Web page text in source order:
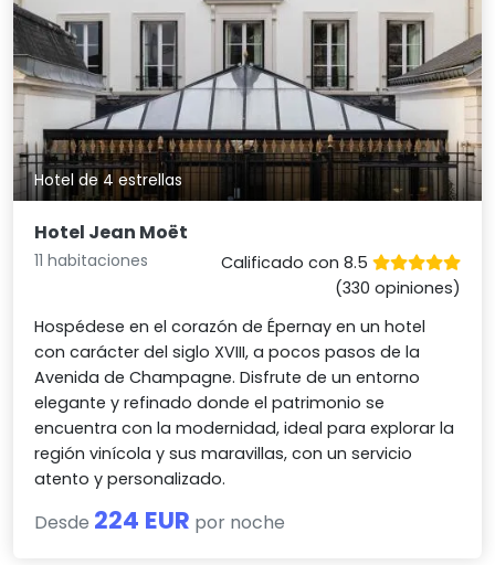
Hotel de 4 estrellas
Hotel Jean Moët
11 habitaciones
Calificado con 8.5
(330 opiniones)
Hospédese en el corazón de Épernay en un hotel
con carácter del siglo XVIII, a pocos pasos de la
Avenida de Champagne. Disfrute de un entorno
elegante y refinado donde el patrimonio se
encuentra con la modernidad, ideal para explorar la
región vinícola y sus maravillas, con un servicio
atento y personalizado.
Desde 224 EUR por noche